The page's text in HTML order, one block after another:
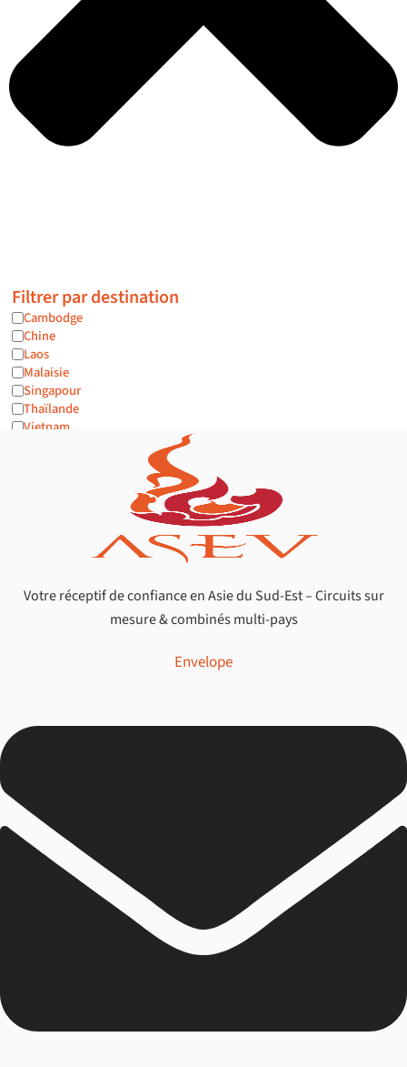
Filtrer par destination
Cambodge
Chine
Laos
Malaisie
Singapour
Thaïlande
Vietnam
Filtrer par exclusivité
Filtrer par type
Balnéaire
Couple - Lune de miel
Luxe
Tout
Votre réceptif de confiance en Asie du Sud-Est – Circuits sur
mesure & combinés multi-pays
Envelope